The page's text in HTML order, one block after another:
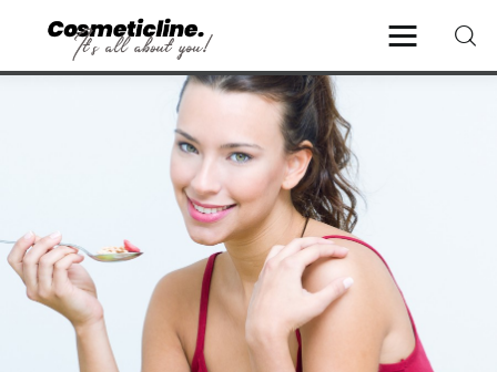
CosmeticLine.
It's all about you!
Frumusețe & Sănătate
Beauty & LifeStyle
Cosmetică Medicală
Anti Aging Medicine